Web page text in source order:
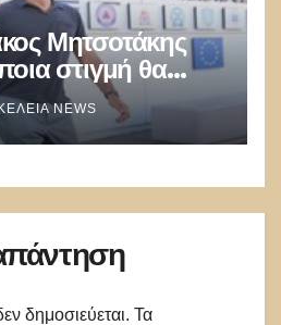
Μητσοτάκης
στιγμή θα
NEWS
δημοσιεύεται. Τα